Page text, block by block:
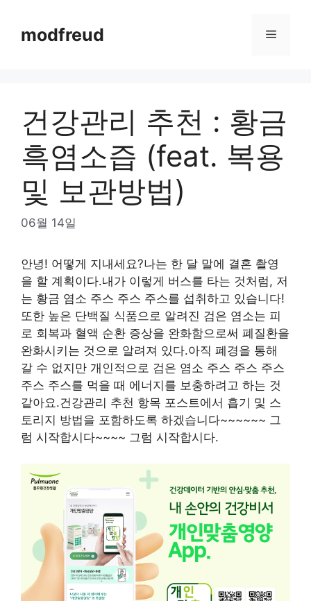
contentmodfreud Menu
건강관리 추천 : 황금
흑염소즙 (feat. 복용
및 보관방법)
06월 14일
안녕! 어떻게 지내세요?나는 한 달 말에 결혼 촬영
을 할 계획이다.내가 이렇게 버스를 타는 것처럼, 저
는 황금 염소 주스 주스 주스를 섭취하고 있습니다!
또한 높은 단백질 식품으로 알려진 검은 염소는 피
로 회복과 혈액 순환 증상을 완화함으로써 폐질환을
완화시키는 것으로 알려져 있다.아직 폐경을 통해
갈 수 없지만 개인적으로 검은 염소 주스 주스 주스
주스 주스를 먹을 때 에너지를 보충하려고 하는 것
같아요.건강관리 추천 항목 포스트에서 흡기 및 스
토리지 방법을 포함하도록 하겠습니다~~~~~~ 그
럼 시작합시다~~~~ 그럼 시작합시다.